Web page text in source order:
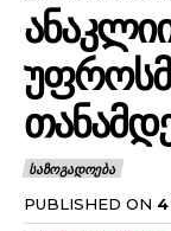
ᲡᲐᲖᲝᲒᲐᲓᲝᲔᲑᲐ
PUBLISHED ON 4